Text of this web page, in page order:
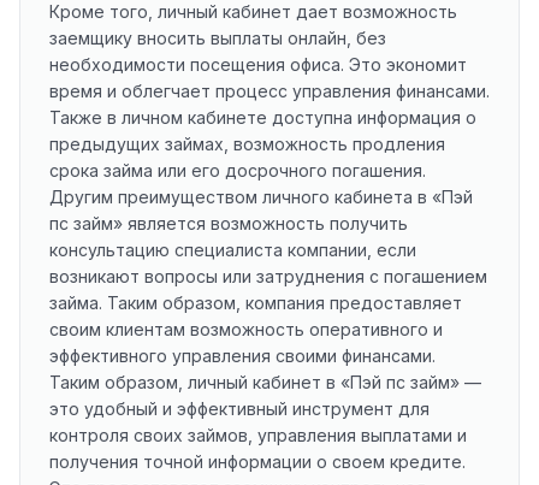
Кроме того, личный кабинет дает возможность
заемщику вносить выплаты онлайн, без
необходимости посещения офиса. Это экономит
время и облегчает процесс управления финансами.
Также в личном кабинете доступна информация о
предыдущих займах, возможность продления
срока займа или его досрочного погашения.
Другим преимуществом личного кабинета в «Пэй
пс займ» является возможность получить
консультацию специалиста компании, если
возникают вопросы или затруднения с погашением
займа. Таким образом, компания предоставляет
своим клиентам возможность оперативного и
эффективного управления своими финансами.
Таким образом, личный кабинет в «Пэй пс займ» —
это удобный и эффективный инструмент для
контроля своих займов, управления выплатами и
получения точной информации о своем кредите.